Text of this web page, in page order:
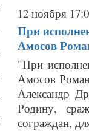
12 ноября
При
Амосов
"При
Амосов
Александр
Родину,
сограждан,